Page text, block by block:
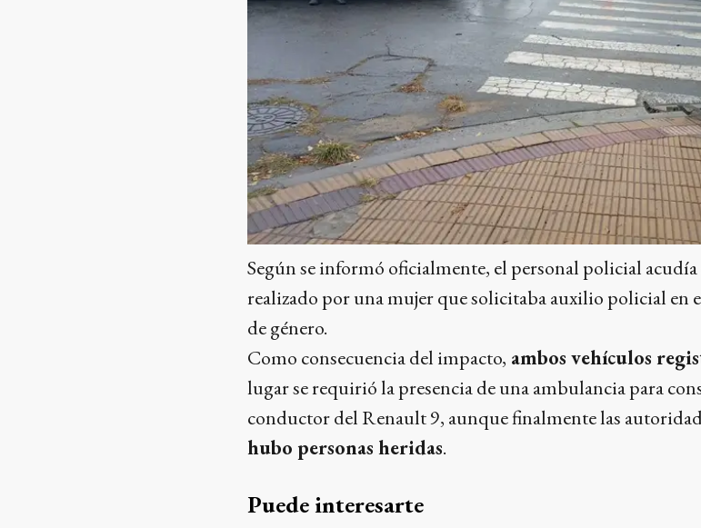
Según se informó oficialmente, el personal policial
realizado por una mujer que solicitaba auxilio policial en
de género.
Como consecuencia del impacto, ambos vehículos
lugar se requirió la presencia de una ambulancia para
conductor del Renault 9, aunque finalmente las
hubo personas heridas.
Puede interesarte